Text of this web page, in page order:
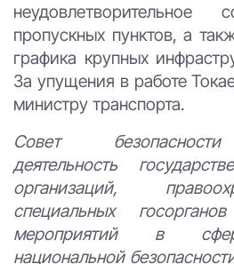
неудовлетворительное
пропускных пунктов, а
графика крупных
За упущения в работе
министру транспорта.
Совет
деятельность
организаций,
специальных
мероприятий в
национальной